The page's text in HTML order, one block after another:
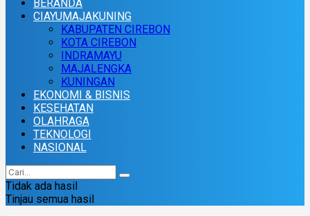
BERANDA
CIAYUMAJAKUNING
KABUPATEN CIREBON
KOTA CIREBON
INDRAMAYU
MAJALENGKA
KUNINGAN
EKONOMI & BISNIS
KESEHATAN
OLAHRAGA
TEKNOLOGI
NASIONAL
Tidak ada hasil
Tinjau semua hasil